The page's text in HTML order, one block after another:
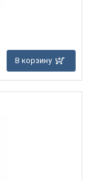
В корзину